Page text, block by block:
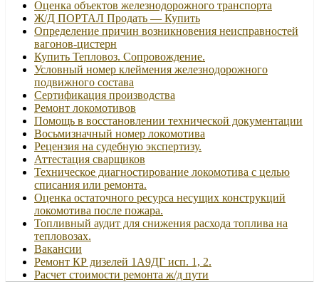
Оценка объектов железнодорожного транспорта
Ж/Д ПОРТАЛ Продать — Купить
Определение причин возникновения неисправностей
вагонов-цистерн
Купить Тепловоз. Сопровождение.
Условный номер клеймения железнодорожного
подвижного состава
Сертификация производства
Ремонт локомотивов
Помощь в восстановлении технической документации
Восьмизначный номер локомотива
Рецензия на судебную экспертизу.
Аттестация сварщиков
Техническое диагностирование локомотива с целью
списания или ремонта.
Оценка остаточного ресурса несущих конструкций
локомотива после пожара.
Топливный аудит для снижения расхода топлива на
тепловозах.
Вакансии
Ремонт КР дизелей 1А9ДГ исп. 1, 2.
Расчет стоимости ремонта ж/д пути